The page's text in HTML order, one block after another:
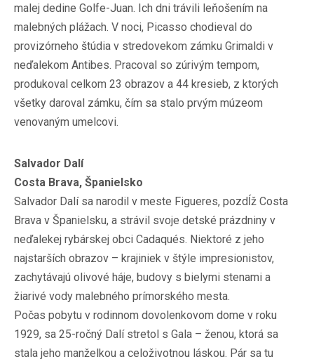
malej dedine Golfe-Juan. Ich dni trávili leňošením na
malebných plážach. V noci, Picasso chodieval do
provizórneho štúdia v stredovekom zámku Grimaldi v
neďalekom Antibes. Pracoval so zúrivým tempom,
produkoval celkom 23 obrazov a 44 kresieb, z ktorých
všetky daroval zámku, čím sa stalo prvým múzeom
venovaným umelcovi.
Salvador Dalí
Costa Brava, Španielsko
Salvador Dalí sa narodil v meste Figueres, pozdĺž Costa
Brava v Španielsku, a strávil svoje detské prázdniny v
neďalekej rybárskej obci Cadaqués. Niektoré z jeho
najstarších obrazov – krajiniek v štýle impresionistov,
zachytávajú olivové háje, budovy s bielymi stenami a
žiarivé vody malebného prímorského mesta.
Počas pobytu v rodinnom dovolenkovom dome v roku
1929, sa 25-ročný Dalí stretol s Gala – ženou, ktorá sa
stala jeho manželkou a celoživotnou láskou. Pár sa tu